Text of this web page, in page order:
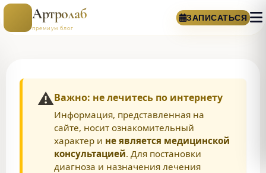
Артролаб
премиум блог
ЗАПИСАТЬСЯ
⚠️Важно: не лечитесь по интернету
Информация, представленная на
сайте, носит ознакомительный
характер и не является медицинской
консультацией. Для постановки
диагноза и назначения лечения